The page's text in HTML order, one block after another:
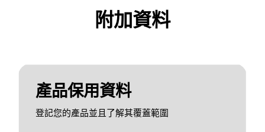
附加資料
產品保用資料
登記您的產品並且了解其覆蓋範圍